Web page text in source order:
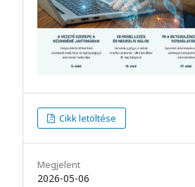
Cikk letöltése
Megjelent
2026-05-06